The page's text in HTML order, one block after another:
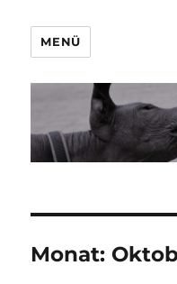
MENÜ
Monat: